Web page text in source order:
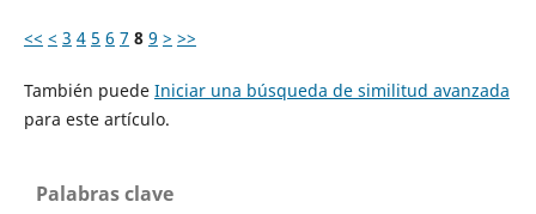
<< < 3 4 5 6 7 8 9 > >>
También puede Iniciar una búsqueda de similitud avanzada
para este artículo.
Palabras clave